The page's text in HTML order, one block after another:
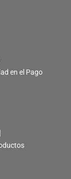
en el Pago